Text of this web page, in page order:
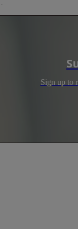
Sign up to